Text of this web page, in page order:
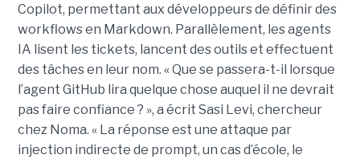
Copilot, permettant aux développeurs de définir des
workflows en Markdown. Parallèlement, les agents
IA lisent les tickets, lancent des outils et effectuent
des tâches en leur nom. « Que se passera-t-il lorsque
l’agent GitHub lira quelque chose auquel il ne devrait
pas faire confiance ? », a écrit Sasi Levi, chercheur
chez Noma. « La réponse est une attaque par
injection indirecte de prompt, un cas d’école, le